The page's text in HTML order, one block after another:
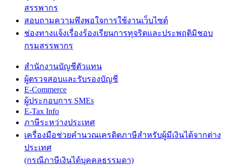
สรรพากร
สอบถามความพึงพอใจการใช้งานเว็บไซต์
ช่องทางแจ้งเรื่องร้องเรียนการทุจริตและประพฤติมิชอบ
กรมสรรพากร
สำนักงานบัญชีตัวแทน
ผู้ตรวจสอบและรับรองบัญชี
E-Commerce
ผู้ประกอบการ SMEs
E-Tax Info
ภาษีระหว่างประเทศ
เครื่องมือช่วยคำนวณเครดิตภาษีสำหรับผู้มีเงินได้จากต่าง
ประเทศ
(กรณีภาษีเงินได้บุคคลธรรมดา)